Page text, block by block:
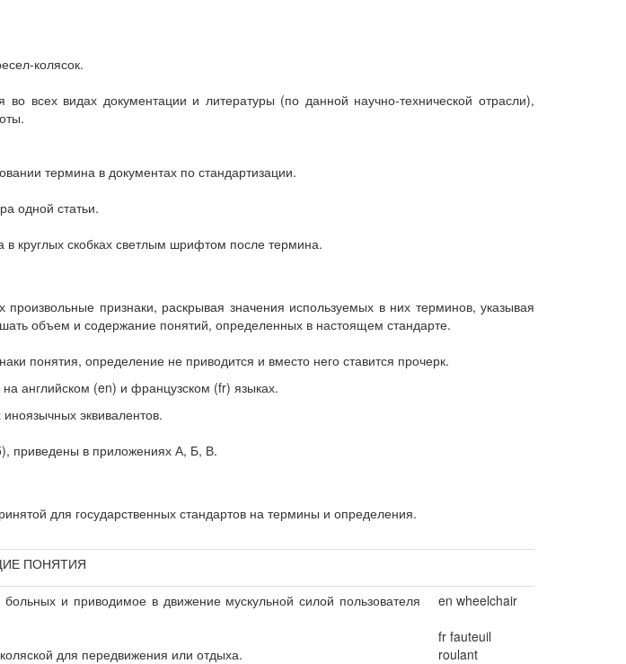
колясок.
всех видах документации и литературы (по данной научно-технической отрасли),
термина в документах по стандартизации.
одной статьи.
круглых скобках светлым шрифтом после термина.
признаки, раскрывая значения используемых в них терминов, указывая
объем и содержание понятий, определенных в настоящем стандарте.
понятия, определение не приводится и вместо него ставится прочерк.
английском (en) и французском (fr) языках.
эквивалентов.
приведены в приложениях А, Б, В.
для государственных стандартов на термины и определения.
ПОНЯТИЯ
и приводимое в движение мускульной силой пользователя
для передвижения или отдыха.
en wheelchair
fr fauteuil
roulant